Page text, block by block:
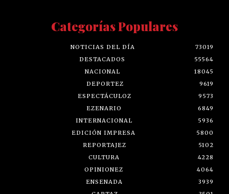
Categorías Populares
NOTICIAS DEL DÍA
73019
DESTACADOS
55564
NACIONAL
18045
DEPORTEZ
9619
ESPECTÁCULOZ
9573
EZENARIO
6849
INTERNACIONAL
5936
EDICIÓN IMPRESA
5800
REPORTAJEZ
5102
CULTURA
4228
OPINIONEZ
4064
ENSENADA
3939